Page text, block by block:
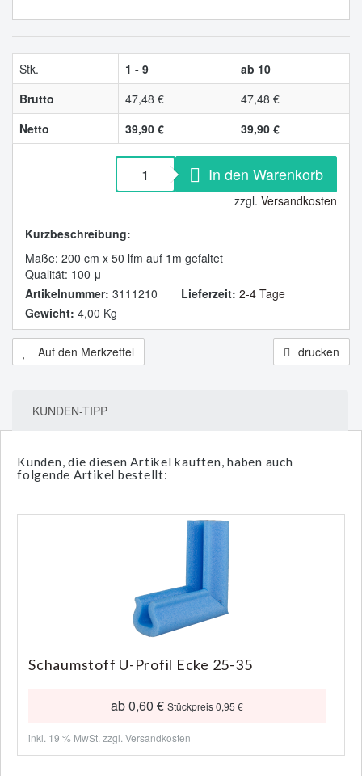
Stk. 1 - 9
ab 10
Brutto
47,48 €
47,48 €
Netto
39,90 € 39,90 €
In den Warenkorb
zzgl. Versandkosten
Kurzbeschreibung:
Maße: 200 cm x 50 lfm auf 1m gefaltet
Qualität: 100 μ
Artikelnummer: 3111210 Lieferzeit: 2-4 Tage
Gewicht: 4,00 Kg
Auf den Merkzettel drucken
KUNDEN-TIPP
Kunden, die diesen Artikel kauften, haben auch
folgende Artikel bestellt:
Schaumstoff U-Profil Ecke 25-35
ab 0,60 € Stückpreis 0,95 €
inkl. 19 % MwSt. zzgl. Versandkosten